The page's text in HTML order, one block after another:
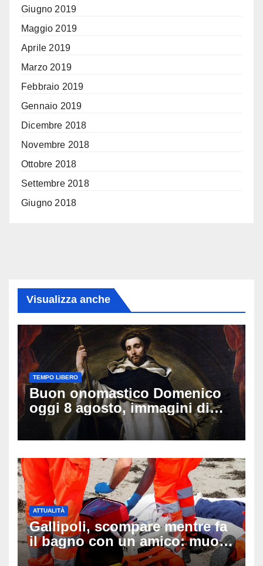
Giugno 2019
Maggio 2019
Aprile 2019
Marzo 2019
Febbraio 2019
Gennaio 2019
Dicembre 2018
Novembre 2018
Ottobre 2018
Settembre 2018
Giugno 2018
Visualizza anche
TEMPO LIBERO
Buon onomastico Domenico
oggi 8 agosto, immagini di
auguri da condividere
ATTUALITÀ
Gallipoli, scompare mentre fa
il bagno con un amico: muore
a 19 anni dopo 45 minuti di